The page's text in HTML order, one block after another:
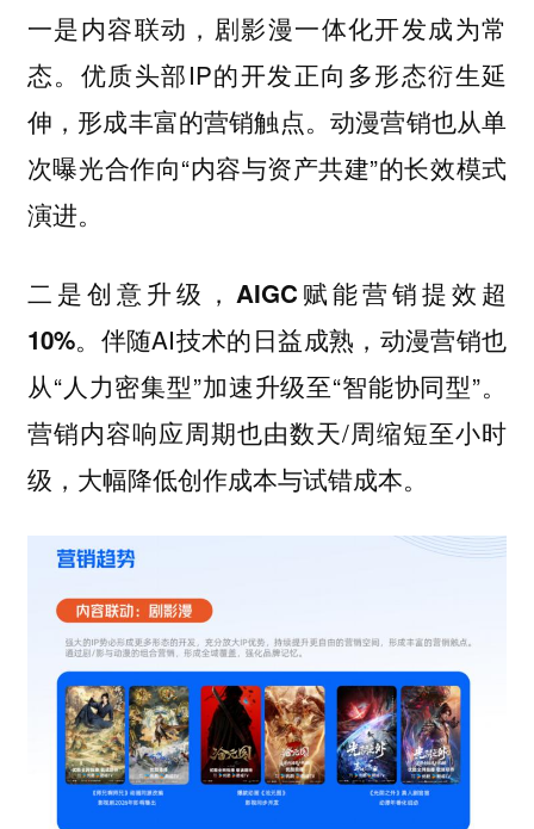
一是内容联动，剧影漫一体化开发成为常
态。优质头部IP的开发正向多形态衍生延
伸，形成丰富的营销触点。动漫营销也从单
次曝光合作向“内容与资产共建”的长效模式
演进。
二是创意升级，AIGC赋能营销提效超
10%。伴随AI技术的日益成熟，动漫营销也
从“人力密集型”加速升级至“智能协同型”。
营销内容响应周期也由数天/周缩短至小时
级，大幅降低创作成本与试错成本。